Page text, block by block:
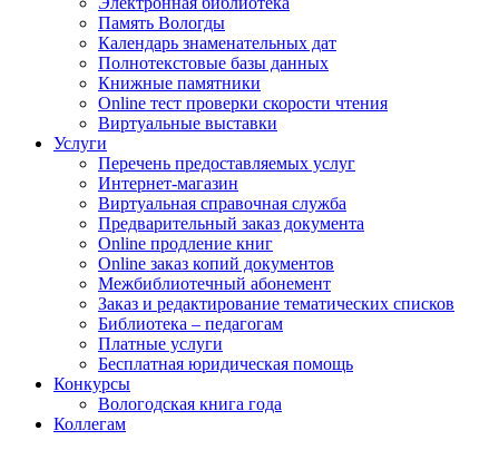
Память Вологды
Календарь знаменательных дат
Полнотекстовые базы данных
Книжные памятники
Online тест проверки скорости чтения
Виртуальные выставки
Услуги
Перечень предоставляемых услуг
Интернет-магазин
Виртуальная справочная служба
Предварительный заказ документа
Online продление книг
Online заказ копий документов
Межбиблиотечный абонемент
Заказ и редактирование тематических списков
Библиотека – педагогам
Платные услуги
Бесплатная юридическая помощь
Конкурсы
Вологодская книга года
Коллегам